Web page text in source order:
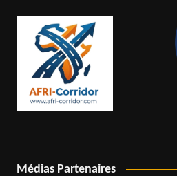
Médias Partenaires